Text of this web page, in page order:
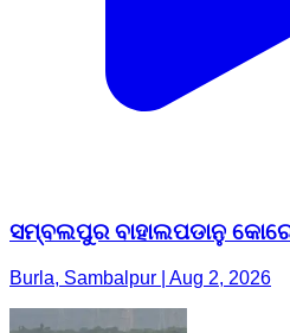
ସମ୍ବଲପୁର ବାହାଲପଡାନୁ
Burla, Sambalpur | Aug 2, 2026